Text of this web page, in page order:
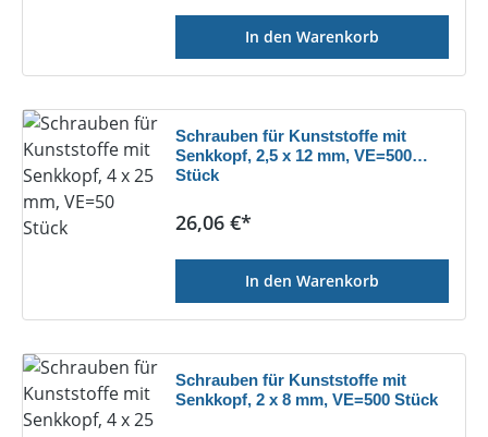
In den Warenkorb
Schrauben für Kunststoffe mit
Senkkopf, 2,5 x 12 mm, VE=500
Stück
Regulärer Preis:
26,06 €*
In den Warenkorb
Schrauben für Kunststoffe mit
Senkkopf, 2 x 8 mm, VE=500 Stück